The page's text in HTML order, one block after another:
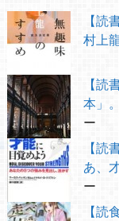
【読
村上
【読
本」
ー
【読
あ、
ー
【読